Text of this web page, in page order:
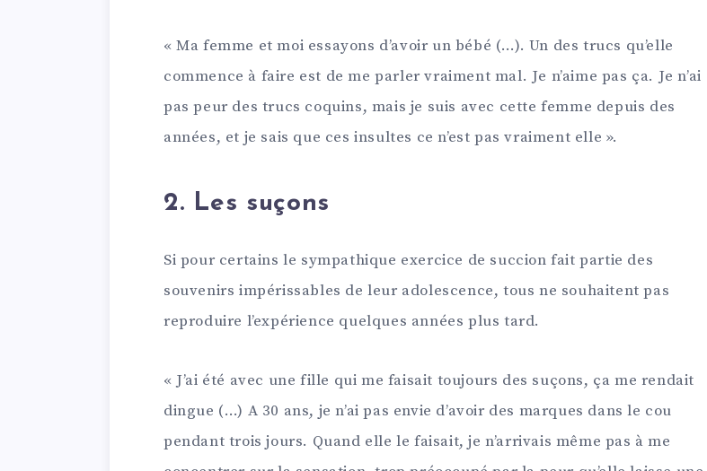
« Ma femme et moi essayons d’avoir un bébé (…). Un des trucs qu’elle
commence à faire est de me parler vraiment mal. Je n’aime pas ça. Je n’ai
pas peur des trucs coquins, mais je suis avec cette femme depuis des
années, et je sais que ces insultes ce n’est pas vraiment elle ».
2. Les suçons
Si pour certains le sympathique exercice de succion fait partie des
souvenirs impérissables de leur adolescence, tous ne souhaitent pas
reproduire l’expérience quelques années plus tard.
« J’ai été avec une fille qui me faisait toujours des suçons, ça me rendait
dingue (…) A 30 ans, je n’ai pas envie d’avoir des marques dans le cou
pendant trois jours. Quand elle le faisait, je n’arrivais même pas à me